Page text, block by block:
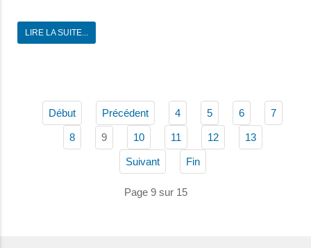
LIRE LA SUITE...
Début Précédent 4 5 6 7
8 9 10 11 12 13
Suivant Fin
Page 9 sur 15